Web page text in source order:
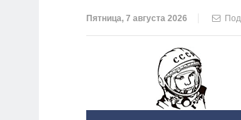
Пятница, 7 августа 2026